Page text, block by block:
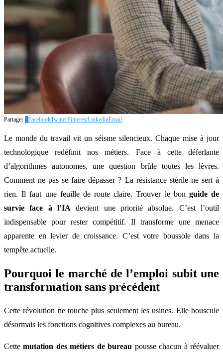
Partager FacebookTwitterPinterestLinkedinEmail
Le monde du travail vit un séisme silencieux. Chaque mise à jour
technologique redéfinit nos métiers. Face à cette déferlante
d’algorithmes autonomes, une question brûle toutes les lèvres.
Comment ne pas se faire dépasser ? La résistance stérile ne sert à
rien. Il faut une feuille de route claire. Trouver le bon guide de
survie face à l’IA devient une priorité absolue. C’est l’outil
indispensable pour rester compétitif. Il transforme une menace
apparente en levier de croissance. C’est votre boussole dans la
tempête actuelle.
Pourquoi le marché de l’emploi subit une
transformation sans précédent
Cette révolution ne touche plus seulement les usines. Elle bouscule
désormais les fonctions cognitives complexes au bureau.
Cettemutation des métiers de bureau pousse chacun à réévaluer